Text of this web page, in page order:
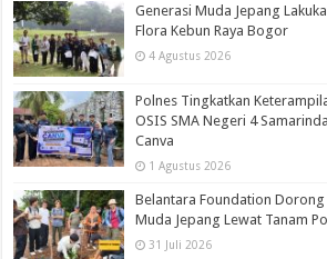
Generasi Muda Jepang
Flora Kebun Raya Bogor
4 Agustus 2026
Polnes Tingkatkan
OSIS SMA Negeri 4
Canva
1 Agustus 2026
Belantara Foundation Dorong
Muda Jepang Lewat Tanam
31 Juli 2026